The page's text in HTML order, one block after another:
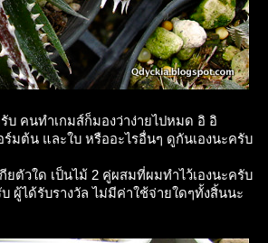
บ คนทำเกมส์ก็มองว่าง่ายไปหมด อิ อิ
มต้น และใบ หรืออะไรอื่นๆ ดูกันเองนะครับ
ตัวใด เป็นไม้ 2 คู่ผสมที่ผมทำไว้เองนะครับ
ผู้ได้รับรางวัล ไม่มีค่าใช้จ่ายใดๆทั้งสิ้นนะ